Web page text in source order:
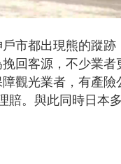
市都出現熊的蹤
回客源，不少業
觀光業者，有產
賠。與此同時日本